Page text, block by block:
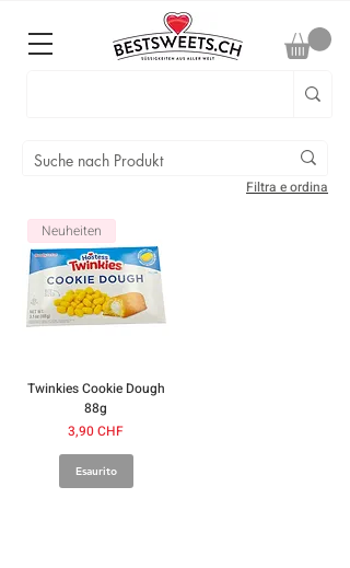
Filtra e ordina
Neuheiten
Twinkies Cookie Dough
88g
Prezzo
3,90 CHF
Esaurito